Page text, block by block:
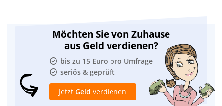
Möchten Sie von Zuhause
aus Geld verdienen?
bis zu 15 Euro pro Umfrage
seriös & geprüft
Jetzt Geld verdienen